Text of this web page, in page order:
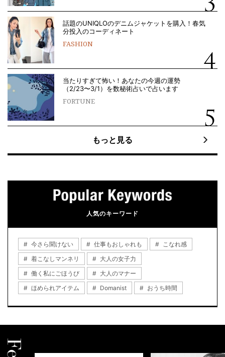
話題のUNIQLOのデニムジャケットを購入！春気
分投入のコーディネート
FASHION
当たりすぎて怖い！あなたの今週の運勢
（2/23〜3/1）を数秘術占いで占います
FORTUNE
もっと見る
人気のキーワード
今さら聞けない 仕事もおしゃれも
こなれ感
着こなしマンネリ
大人の女子力
働く私にごほうび
大人のマナー
ほめられアイテム
Domanist おうち時間